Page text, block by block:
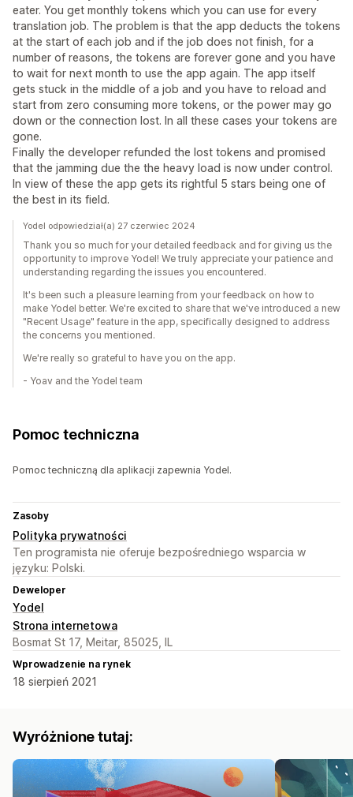
eater. You get monthly tokens which you can use for every
translation job. The problem is that the app deducts the tokens
at the start of each job and if the job does not finish, for a
number of reasons, the tokens are forever gone and you have
to wait for next month to use the app again. The app itself
gets stuck in the middle of a job and you have to reload and
start from zero consuming more tokens, or the power may go
down or the connection lost. In all these cases your tokens are
gone.
Finally the developer refunded the lost tokens and promised
that the jamming due the the heavy load is now under control.
In view of these the app gets its rightful 5 stars being one of
the best in its field.
Yodel odpowiedział(a) 27 czerwiec 2024
Thank you so much for your detailed feedback and for giving us the
opportunity to improve Yodel! We truly appreciate your patience and
understanding regarding the issues you encountered.
It's been such a pleasure learning from your feedback on how to
make Yodel better. We're excited to share that we've introduced a new
"Recent Usage" feature in the app, specifically designed to address
the concerns you mentioned.
We're really so grateful to have you on the app.
- Yoav and the Yodel team
Pomoc techniczna
Pomoc techniczną dla aplikacji zapewnia Yodel.
Zasoby
Polityka prywatności
Ten programista nie oferuje bezpośredniego wsparcia w
języku: Polski.
Deweloper
Yodel
Strona internetowa
Bosmat St 17, Meitar, 85025, IL
Wprowadzenie na rynek
18 sierpień 2021
Wyróżnione tutaj: